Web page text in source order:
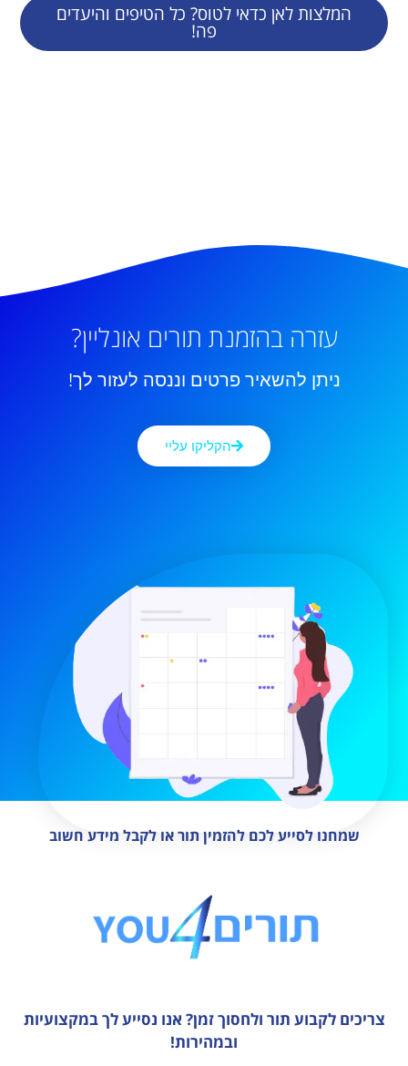
המלצות לאן כדאי לטוס? כל הטיפים והיעדים
פה!
עזרה בהזמנת תורים אונליין?
ניתן להשאיר פרטים וננסה לעזור לך!
הקליקו עליי
שמחנו לסייע לכם להזמין תור או לקבל מידע חשוב
צריכים לקבוע תור ולחסוך זמן? אנו נסייע לך במקצועיות
ובמהירות!